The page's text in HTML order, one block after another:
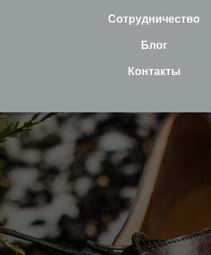
Сотрудничество
Блог
Контакты